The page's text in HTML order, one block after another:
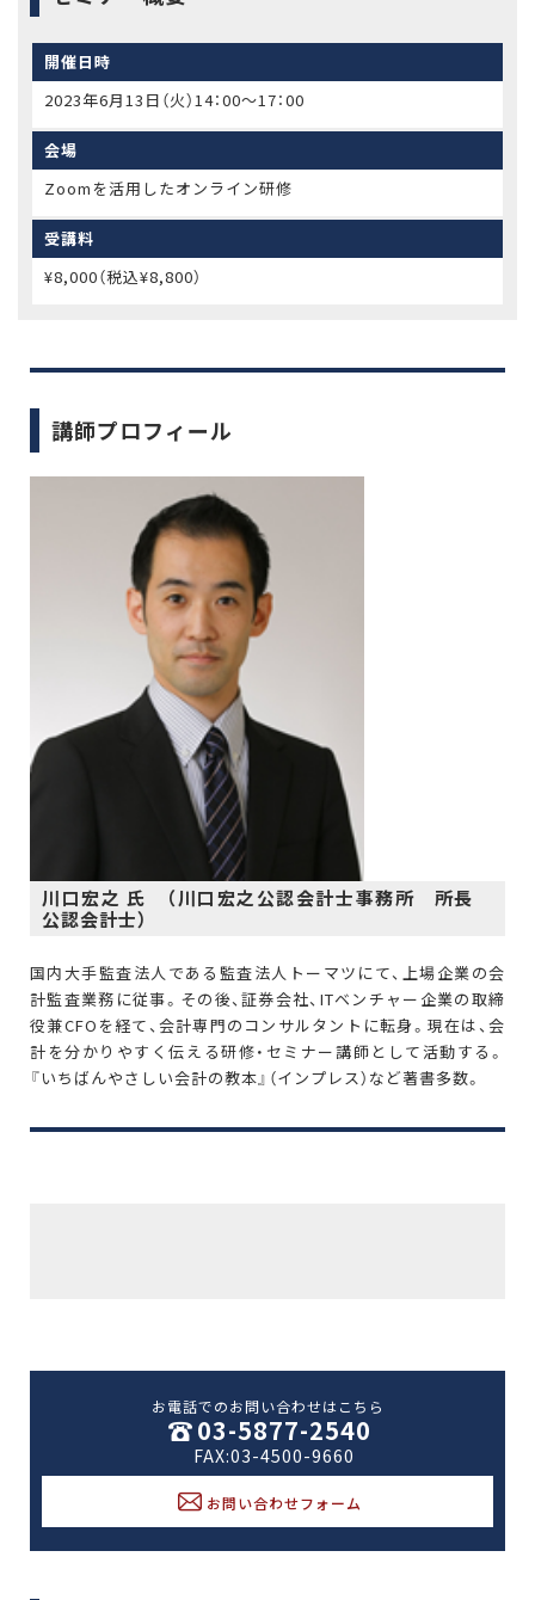
開催日時
2023年6月13日（火）14：00～17：00
会場
Zoomを活用したオンライン研修
受講料
¥8,000（税込¥8,800）
講師プロフィール
川口宏之 氏 （川口宏之公認会計士事務所 所長
公認会計士）
国内大手監査法人である監査法人トーマツにて、上場企業の会
計監査業務に従事。その後、証券会社、ITベンチャー企業の取締
役兼CFOを経て、会計専門のコンサルタントに転身。現在は、会
計を分かりやすく伝える研修・セミナー講師として活動する。
『いちばんやさしい会計の教本』（インプレス）など著書多数。
お電話でのお問い合わせはこちら
03-5877-2540
FAX:03-4500-9660
お問い合わせフォーム